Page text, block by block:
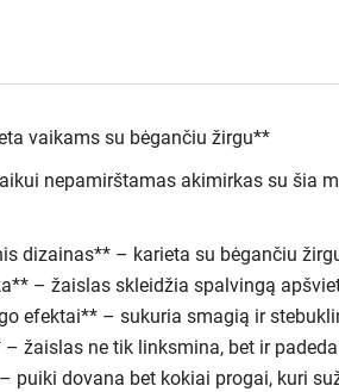
vaikams su bėgančiu žirgu**
nepamirštamas akimirkas su šia
dizainas** – karieta su bėgančiu
– žaislas skleidžia spalvingą
efektai** – sukuria smagią ir
žaislas ne tik linksmina, bet ir
puiki dovana bet kokiai progai, kuri